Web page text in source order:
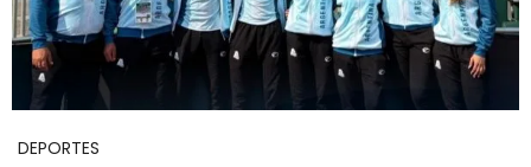
DEPORTES